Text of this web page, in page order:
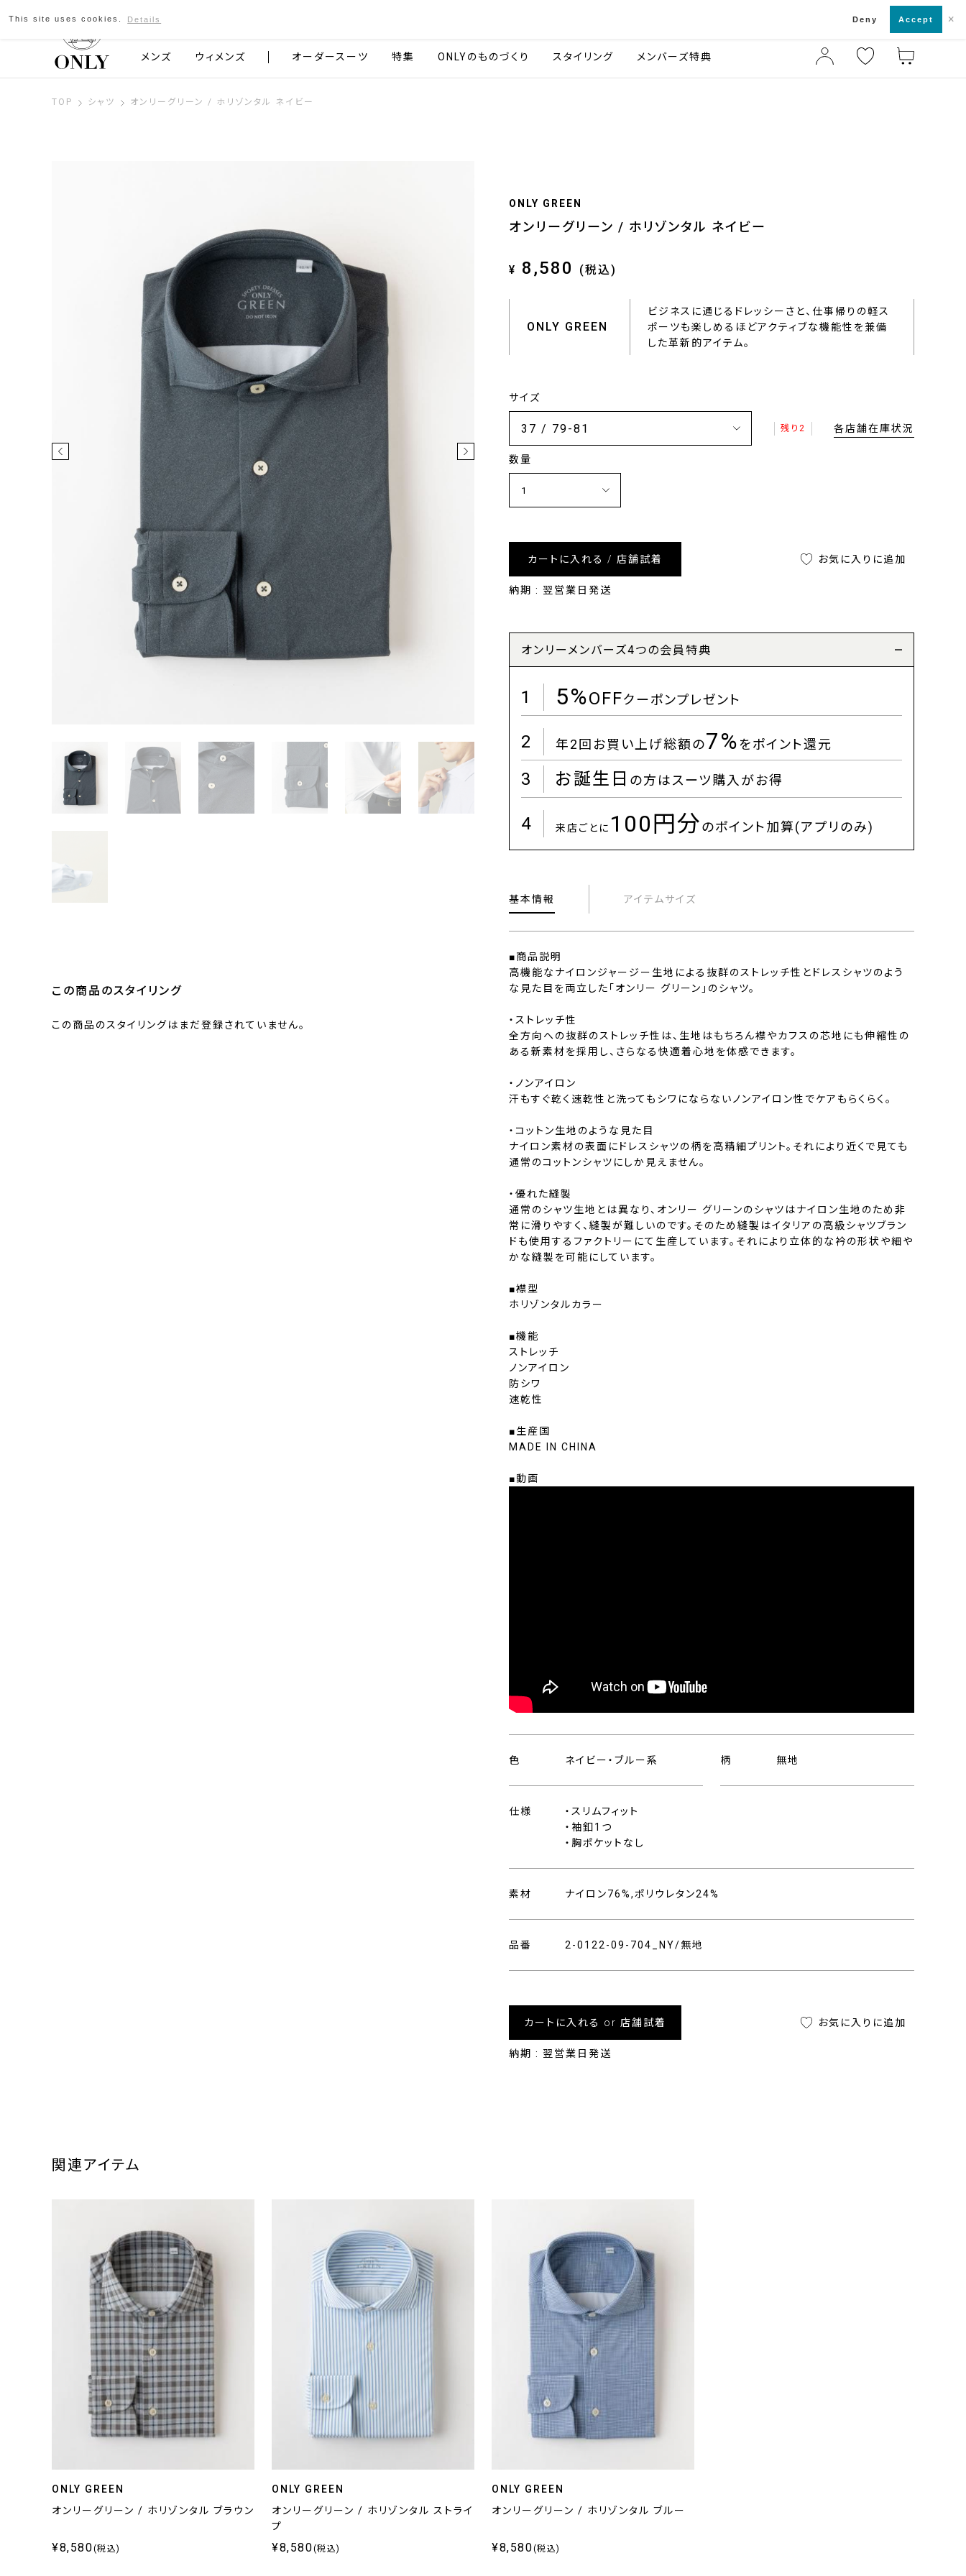
京都発のスーツブランド ONLY
メンズ ウィメンズ オーダースーツ 特集 ONLYのものづくり スタイリング メンバーズ特典
TOP シャツ オンリーグリーン / ホリゾンタル ネイビー
ONLY GREEN
オンリーグリーン / ホリゾンタル ネイビー
¥ 8,580 (税込)
ONLY GREEN
ビジネスに通じるドレッシーさと、仕事帰りの軽ス
ポーツも楽しめるほどアクティブな機能性を兼備
した革新的アイテム。
サイズ
残り2 各店舗在庫状況
数量
カートに入れる / 店舗試着
納期 : 翌営業日発送
お気に入りに追加
オンリーメンバーズ4つの会員特典
1 5%OFFクーポンプレゼント
2 年2回お買い上げ総額の7%をポイント還元
3 お誕生日 の方はスーツ購入がお得
4 来店ごとに 100円分のポイント加算(アプリのみ)
基本情報 アイテムサイズ
■商品説明
高機能なナイロンジャージー生地による抜群のストレッチ性とドレスシャツのよう
な見た目を両立した「オンリー グリーン」のシャツ。
・ストレッチ性
全方向への抜群のストレッチ性は、生地はもちろん襟やカフスの芯地にも伸縮性の
ある新素材を採用し、さらなる快適着心地を体感できます。
・ノンアイロン
汗もすぐ乾く速乾性と洗ってもシワにならないノンアイロン性でケアもらくらく。
・コットン生地のような見た目
ナイロン素材の表面にドレスシャツの柄を高精細プリント。それにより近くで見ても
通常のコットンシャツにしか見えません。
・優れた縫製
通常のシャツ生地とは異なり、オンリー グリーンのシャツはナイロン生地のため非
常に滑りやすく、縫製が難しいのです。そのため縫製はイタリアの高級シャツブラン
ドも使用するファクトリーにて生産しています。それにより立体的な衿の形状や細や
かな縫製を可能にしています。
■襟型
ホリゾンタルカラー
■機能
ストレッチ
ノンアイロン
防シワ
速乾性
■生産国
MADE IN CHINA
■動画
色 ネイビー・ブルー系 柄 無地
仕様
・スリムフィット
・袖釦1つ
・胸ポケットなし
素材 ナイロン76%,ポリウレタン24%
品番 2-0122-09-704_NY/無地
カートに入れる or 店舗試着
納期 : 翌営業日発送
お気に入りに追加
この商品のスタイリング
この商品のスタイリングはまだ登録されていません。
関連アイテム
ONLY GREEN
オンリーグリーン / ホリゾンタル ブラウン
¥8,580(税込)
ONLY GREEN
オンリーグリーン / ホリゾンタル ストライ
プ
¥8,580(税込)
ONLY GREEN
オンリーグリーン / ホリゾンタル ブルー
¥8,580(税込)
This site uses cookies. Details Deny Accept ×